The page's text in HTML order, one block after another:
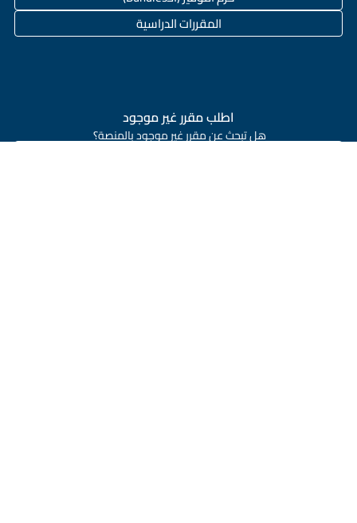
المقررات الدراسية
اطلب مقرر غير موجود
هل تبحث عن مقرر غير موجود بالمنصة؟